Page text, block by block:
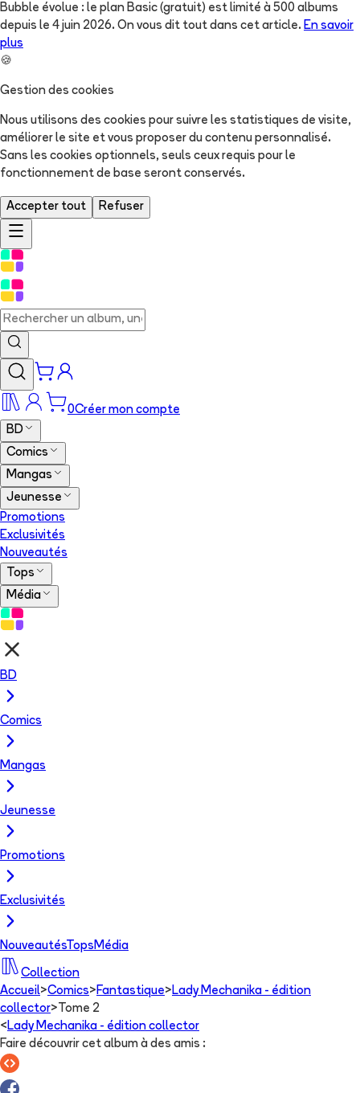
Bubble évolue : le plan Basic (gratuit) est limité à 500 albums
depuis le 4 juin 2026. On vous dit tout dans cet article. En savoir
plus
🍪
Gestion des cookies
Nous utilisons des cookies pour suivre les statistiques de visite,
améliorer le site et vous proposer du contenu personnalisé.
Sans les cookies optionnels, seuls ceux requis pour le
fonctionnement de base seront conservés.
Accepter tout Refuser
0Créer mon compte
BD
Comics
Mangas
Jeunesse
Promotions
Exclusivités
Nouveautés
Tops
Média
BD
Comics
Mangas
Jeunesse
Promotions
Exclusivités
NouveautésTops Média
Collection
Accueil>Comics> Fantastique> Lady Mechanika - édition
collector> Tome 2
< Lady Mechanika - édition collector
Faire découvrir cet album à des amis :